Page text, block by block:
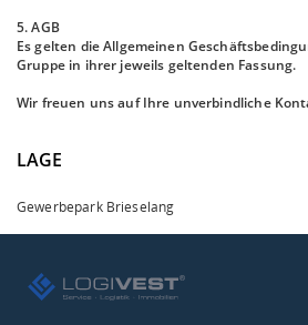
5. AGB
Es gelten die Allgemeinen
Gruppe in ihrer jeweils geltenden Fassung.
Wir freuen uns auf Ihre unverbindliche
LAGE
Gewerbepark Brieselang